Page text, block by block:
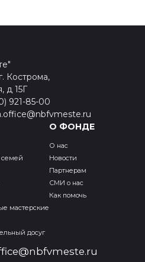
Кострома,
д 15Г
921-85-00
семей
мастерские
досуг
О ФОНДЕ
О нас
Новости
Партнерам
СМИ о нас
Как помочь